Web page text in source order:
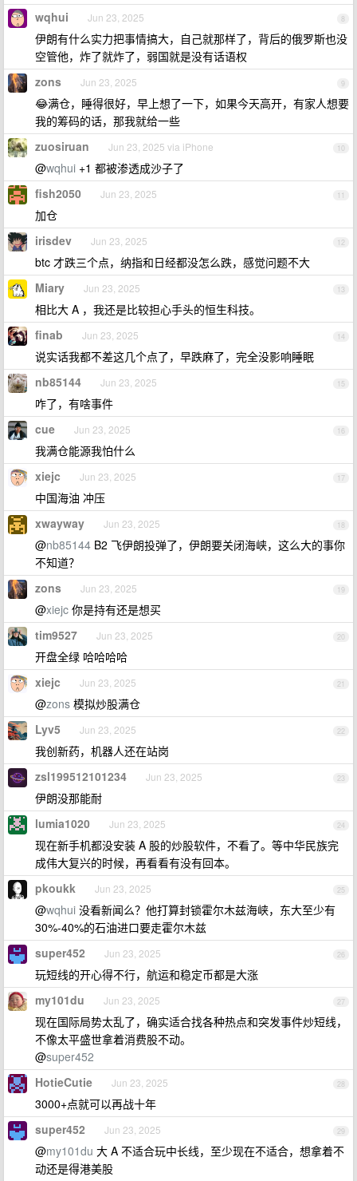
8
wqhui Jun 23, 2025
伊朗有什么实力把事情搞大，自己就那样了，背后的俄罗斯也没
空管他，炸了就炸了，弱国就是没有话语权
9
zons Jun 23, 2025
😂满仓，睡得很好，早上想了一下，如果今天高开，有家人想要
我的筹码的话，那我就给一些
10
zuosiruan Jun 23, 2025 via iPhone
@wqhui +1 都被渗透成沙子了
11
fish2050 Jun 23, 2025
加仓
12
irisdev Jun 23, 2025
btc 才跌三个点，纳指和日经都没怎么跌，感觉问题不大
13
Miary Jun 23, 2025
相比大 A ，我还是比较担心手头的恒生科技。
14
finab Jun 23, 2025
说实话我都不差这几个点了，早跌麻了，完全没影响睡眠
15
nb85144 Jun 23, 2025
咋了，有啥事件
16
cue Jun 23, 2025
我满仓能源我怕什么
17
xiejc Jun 23, 2025
中国海油 冲压
18
xwayway Jun 23, 2025
@nb85144 B2 飞伊朗投弹了，伊朗要关闭海峡，这么大的事你
不知道？
19
zons Jun 23, 2025
@xiejc 你是持有还是想买
20
tim9527 Jun 23, 2025
开盘全绿 哈哈哈哈
21
xiejc Jun 23, 2025
@zons 模拟炒股满仓
22
Lyv5 Jun 23, 2025
我创新药，机器人还在站岗
23
zsl199512101234 Jun 23, 2025
伊朗没那能耐
24
lumia1020 Jun 23, 2025
现在新手机都没安装 A 股的炒股软件，不看了。等中华民族完
成伟大复兴的时候，再看看有没有回本。
25
pkoukk Jun 23, 2025
@wqhui 没看新闻么？他打算封锁霍尔木兹海峡，东大至少有
30%-40%的石油进口要走霍尔木兹
26
super452 Jun 23, 2025
玩短线的开心得不行，航运和稳定币都是大涨
27
my101du Jun 23, 2025
现在国际局势太乱了，确实适合找各种热点和突发事件炒短线，
不像太平盛世拿着消费股不动。
@super452
28
HotieCutie Jun 23, 2025
3000+点就可以再战十年
29
super452 Jun 23, 2025
@my101du 大 A 不适合玩中长线，至少现在不适合，想拿着不
动还是得港美股